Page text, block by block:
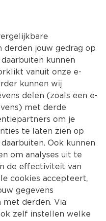
Kies jouw
Producten
derden jouw gedrag op
kunnen
vanuit onze e-
kunnen wij
delen (zoals een e-
met derde
om je
te laten zien op
Ook kunnen
om analyses uit te
de effectiviteit van
cookies accepteert,
gegevens
derden. Via
zelf instellen welke